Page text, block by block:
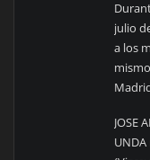
julio
a los
JOSE